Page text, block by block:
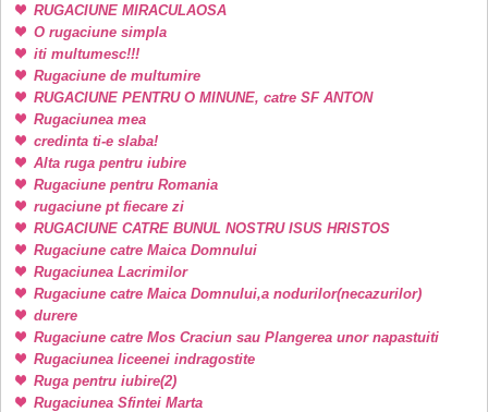
RUGACIUNE MIRACULAOSA
O rugaciune simpla
iti multumesc!!!
Rugaciune de multumire
RUGACIUNE PENTRU O MINUNE, catre SF ANTON
Rugaciunea mea
credinta ti-e slaba!
Alta ruga pentru iubire
Rugaciune pentru Romania
rugaciune pt fiecare zi
RUGACIUNE CATRE BUNUL NOSTRU ISUS HRISTOS
Rugaciune catre Maica Domnului
Rugaciunea Lacrimilor
Rugaciune catre Maica Domnului,a nodurilor(necazurilor)
durere
Rugaciune catre Mos Craciun sau Plangerea unor napastuiti
Rugaciunea liceenei indragostite
Ruga pentru iubire(2)
Rugaciunea Sfintei Marta